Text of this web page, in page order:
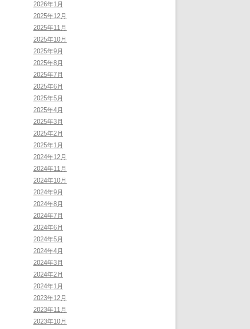
2026年1月
2025年12月
2025年11月
2025年10月
2025年9月
2025年8月
2025年7月
2025年6月
2025年5月
2025年4月
2025年3月
2025年2月
2025年1月
2024年12月
2024年11月
2024年10月
2024年9月
2024年8月
2024年7月
2024年6月
2024年5月
2024年4月
2024年3月
2024年2月
2024年1月
2023年12月
2023年11月
2023年10月